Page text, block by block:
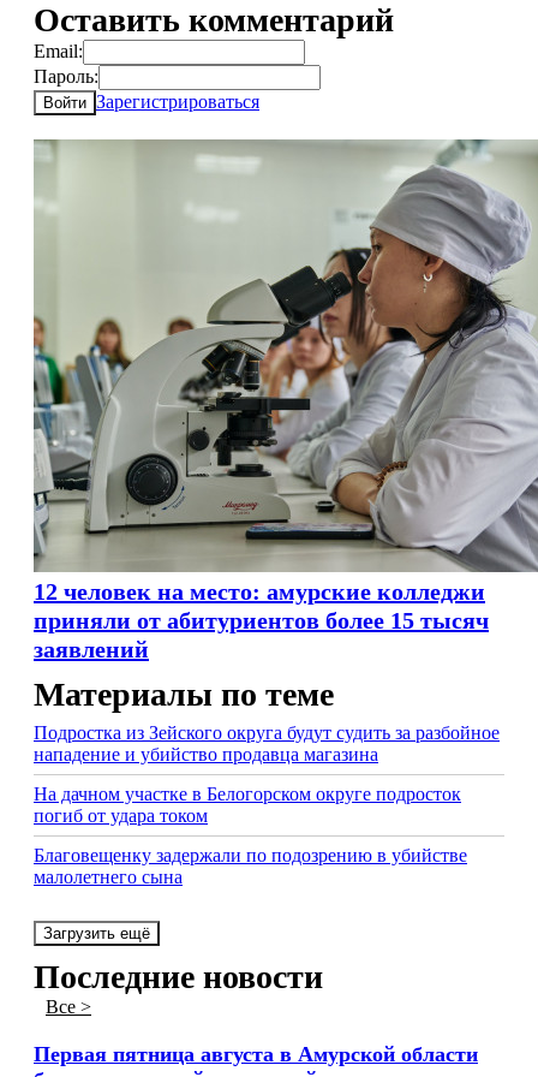
Оставить комментарий
Email:
Пароль:
Войти Зарегистрироваться
12 человек на место: амурские колледжи
приняли от абитуриентов более 15 тысяч
заявлений
Материалы по теме
Подростка из Зейского округа будут судить за разбойное
нападение и убийство продавца магазина
На дачном участке в Белогорском округе подросток
погиб от удара током
Благовещенку задержали по подозрению в убийстве
малолетнего сына
Загрузить ещё
Последние новости
Все >
Первая пятница августа в Амурской области